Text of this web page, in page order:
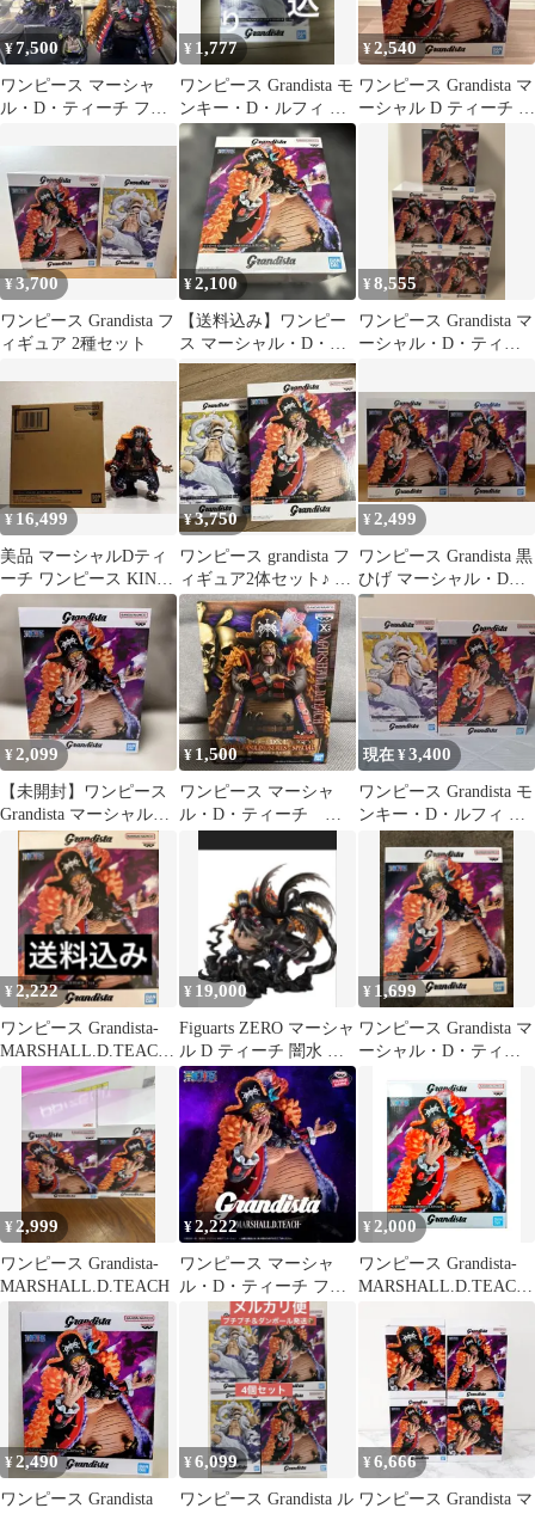
¥ 7,500
ワンピース マーシャ
ル・D・ティーチ フィ
¥ 1,777
ワンピース Grandista モ
ンキー・D・ルフィ ギ
ア5 フィギュア
¥2,540
ワンピース Grandista マ
ーシャル D ティーチ フ
ィギュア
¥3,700
ワンピース Grandista フ
ィギュア 2種セット
¥2,100
【送料込み】ワンピー
ス マーシャル・D・テ
ィーチ 黒ひげ フィギ
ュア
¥8,555
ワンピース Grandista マ
ーシャル・D・ティー
¥ 16,499
美品 マーシャルDティ
ーチ ワンピース KING
OF ARTIST 黒ひげ
¥3,750
ワンピース grandista フ
ィギュア2体セット♪ ル
フィ & ティーチ
¥2,499
ワンピース Grandista 黒
ひげ マーシャル・D・
ティーチ 2体セット
¥2,099
【未開封】ワンピース
Grandista マーシャル・
D・ティーチ
¥1,500
ワンピース マーシャ
ル・D・ティーチ フ
現在 ¥3,400
ワンピース Grandista モ
ンキー・D・ルフィ ギ
ア5 & TEACH
¥ 2,222
ワンピース Grandista-
MARSHALL.D.TEACH-
フィギュア
¥ 19,000
Figuarts ZERO マーシャ
ル D ティーチ 闇水 フ
ィギュア 新品
¥ 1,699
ワンピース Grandista マ
ーシャル・D・ティー
¥ 2,999
ワンピース Grandista-
MARSHALL.D.TEACH
¥2,222
ワンピース マーシャ
ル・D・ティーチ フィ
ギュア
¥ 2,000
ワンピース Grandista-
MARSHALL.D.TEACH-
ーチ) 【CHU】
¥2,490
ワンピース Grandista
¥6,099
ワンピース Grandista ル
¥6,666
ワンピース Grandista マ